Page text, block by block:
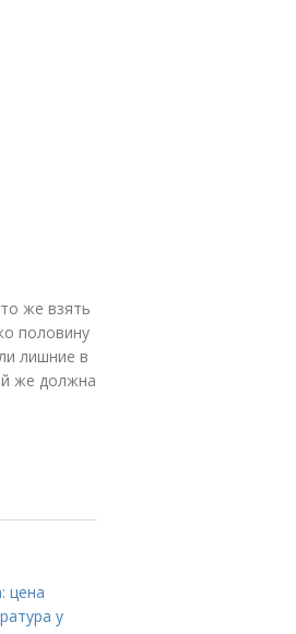
же взять
половину
лишние в
же должна
цена
у